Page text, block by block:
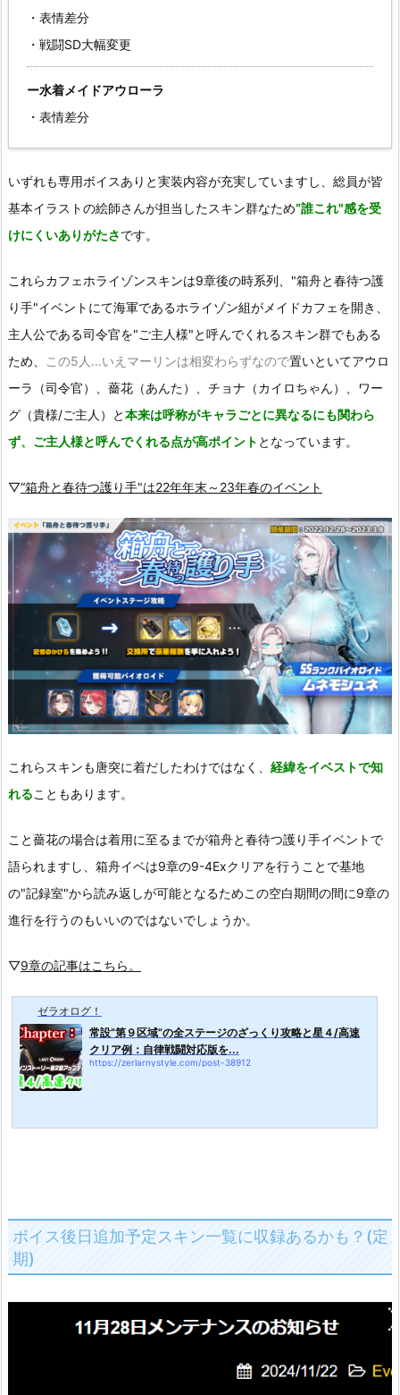
・表情差分
・戦闘SD大幅変更
ー水着メイドアウローラ
・表情差分
いずれも専用ボイスありと実装内容が充実していますし、総員が皆
基本イラストの絵師さんが担当したスキン群なため“誰これ"感を受
けにくいありがたさです。
これらカフェホライゾンスキンは9章後の時系列、"箱舟と春待つ護
り手"イベントにて海軍であるホライゾン組がメイドカフェを開き、
主人公である司令官を"ご主人様"と呼んでくれるスキン群でもある
ため、
この5人…いえマーリンは相変わらずなので置いといてアウロ
ーラ（司令官）、薔花（あんた）、チョナ（カイロちゃん）、ワー
グ（貴様/ご主人）と本来は呼称がキャラごとに異なるにも関わら
ず、ご主人様と呼んでくれる点が高ポイント となっています。
▽“箱舟と春待つ護り手"は22年年末～23年春のイベント
これらスキンも唐突に着だしたわけではなく、 経緯をイベストで知
れることもあります。
こと薔花の場合は着用に至るまでが箱舟と春待つ護り手イベントで
語られますし、箱舟イベは9章の9-4Exクリアを行うことで基地
の"記録室"から読み返しが可能となるためこの空白期間の間に9章の
進行を行うのもいいのではないでしょうか。
▽9章の記事はこちら。
ゼラオログ！
常設”第９区域”の全ステージのざっくり攻略と星４/高速
クリア例：自律戦闘対応版を...
https://zerlarnystyle.com/post-38912
ボイス後日追加予定スキン一覧に収録あるかも？(定
期)